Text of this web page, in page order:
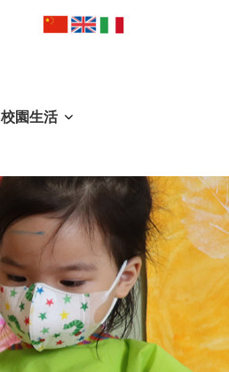
校園生活